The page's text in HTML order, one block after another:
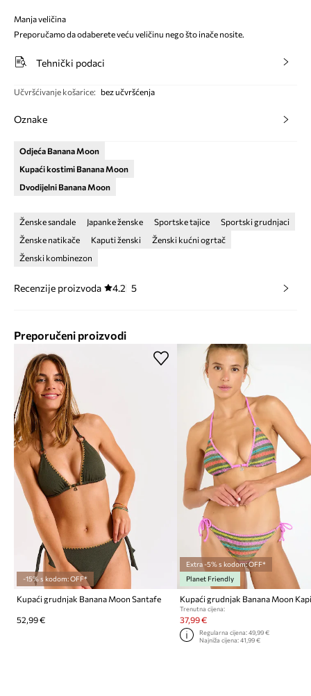
Manja veličina
Preporučamo da odaberete veću veličinu nego što inače nosite.
Tehnički podaci
Učvršćivanje košarice: bez učvršćenja
Oznake
Odjeća Banana Moon
Kupaći kostimi Banana Moon
Dvodijelni Banana Moon
Ženske sandale Japanke ženske Sportske tajice
Sportski grudnjaci
Ženske natikače
Kaputi ženski
Ženski kućni ogrtač
Ženski kombinezon
Recenzije proizvoda 4.2 5
Preporučeni proizvodi
-15% s kodom: OFF*
Kupaći grudnjak Banana Moon Santafe
52,99 €
Extra -5% s kodom: OFF*
Planet Friendly
Kupaći grudnjak Banana Moon
Trenutna cijena:
37,99 €
Regularna cijena: 49,99 €
Najniža cijena: 41,99 €